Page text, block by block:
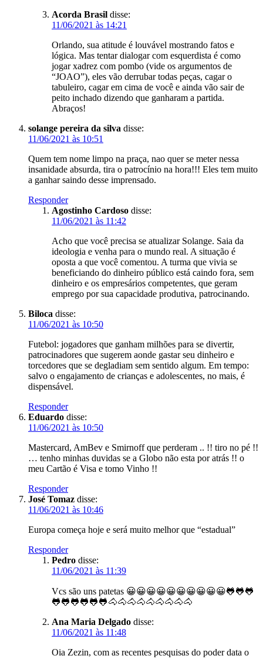
Acorda Brasil disse:
11/06/2021 às 14:21
Orlando, sua atitude é louvável mostrando fatos e
lógica. Mas tentar dialogar com esquerdista é como
jogar xadrez com pombo (vide os argumentos de
“JOAO”), eles vão derrubar todas peças, cagar o
tabuleiro, cagar em cima de você e ainda vão sair de
peito inchado dizendo que ganharam a partida.
Abraços!
solange pereira da silva disse:
11/06/2021 às 10:51
Quem tem nome limpo na praça, nao quer se meter nessa
insanidade absurda, tira o patrocínio na hora!!! Eles tem muito
a ganhar saindo desse imprensado.
Responder
Agostinho Cardoso disse:
11/06/2021 às 11:42
Acho que você precisa se atualizar Solange. Saia da
ideologia e venha para o mundo real. A situação é
oposta a que você comentou. A turma que vivia se
beneficiando do dinheiro público está caindo fora, sem
dinheiro e os empresários competentes, que geram
emprego por sua capacidade produtiva, patrocinando.
Biloca disse:
11/06/2021 às 10:50
Futebol: jogadores que ganham milhões para se divertir,
patrocinadores que sugerem aonde gastar seu dinheiro e
torcedores que se degladiam sem sentido algum. Em tempo:
salvo o engajamento de crianças e adolescentes, no mais, é
dispensável.
Responder
Eduardo disse:
11/06/2021 às 10:50
Mastercard, AmBev e Smirnoff que perderam .. !! tiro no pé !!
… tenho minhas duvidas se a Globo não esta por atrás !! o
meu Cartão é Visa e tomo Vinho !!
Responder
José Tomaz disse:
11/06/2021 às 10:46
Europa começa hoje e será muito melhor que “estadual”
Responder
Pedro disse:
11/06/2021 às 11:39
Vcs são uns patetas 😀😀😀😀😀😀😀😀😀😀🐸🐸🐸
🐸🐸🐸🐸🐸🐸🐴🐴🐴🐴🐴🐴🐴🐴🐴
Ana Maria Delgado disse:
11/06/2021 às 11:48
Oia Zezin, com as recentes pesquisas do poder data o